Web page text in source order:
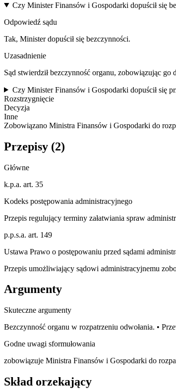
Czy Minister Finansów i Gospodarki dopuścił się
Odpowiedź sądu
Tak, Minister dopuścił się bezczynności.
Uzasadnienie
Sąd stwierdził bezczynność organu, zobowiązując
Czy Minister Finansów i Gospodarki dopuścił się
Rozstrzygnięcie
Decyzja
Inne
Zobowiązano Ministra Finansów i Gospodarki do
Przepisy (2)
Główne
k.p.a. art. 35
Kodeks postępowania administracyjnego
Przepis regulujący terminy załatwiania spraw
p.p.s.a. art. 149
Ustawa Prawo o postępowaniu przed sądami
Przepis umożliwiający sądowi administracyjnemu
Argumenty
Skuteczne argumenty
Bezczynność organu w rozpatrzeniu odwołania. •
Godne uwagi sformułowania
zobowiązuje Ministra Finansów i Gospodarki do
Skład orzekający